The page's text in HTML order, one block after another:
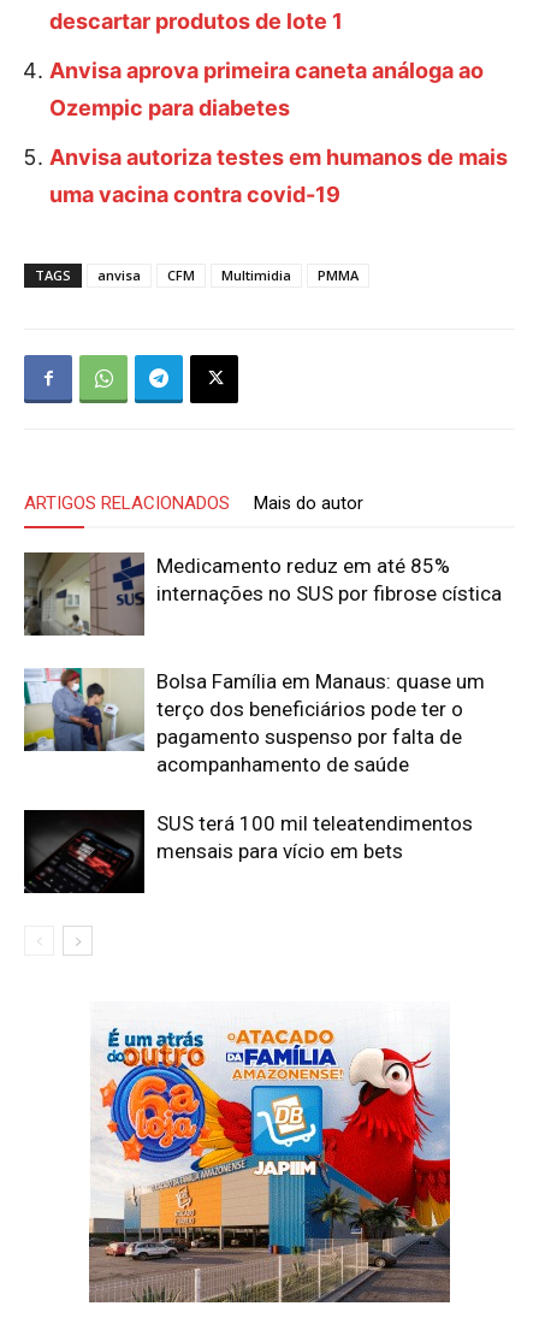
descartar produtos de lote 1
Anvisa aprova primeira caneta análoga ao
Ozempic para diabetes
Anvisa autoriza testes em humanos de mais
uma vacina contra covid-19
TAGS anvisa CFM Multimidia PMMA
ARTIGOS RELACIONADOS Mais do autor
Medicamento reduz em até 85%
internações no SUS por fibrose cística
Bolsa Família em Manaus: quase um
terço dos beneficiários pode ter o
pagamento suspenso por falta de
acompanhamento de saúde
SUS terá 100 mil teleatendimentos
mensais para vício em bets